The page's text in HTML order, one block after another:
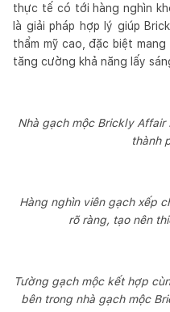
thực tế có tới hàng nghìn
là giải pháp hợp lý giúp
thẩm mỹ cao, đặc biệt mang
tăng cường khả năng lấy
Nhà gạch mộc Brickly
thành
Hàng nghìn viên gạch xếp
rõ ràng, tạo nên
Tường gạch mộc kết hợp
bên trong nhà gạch mộc